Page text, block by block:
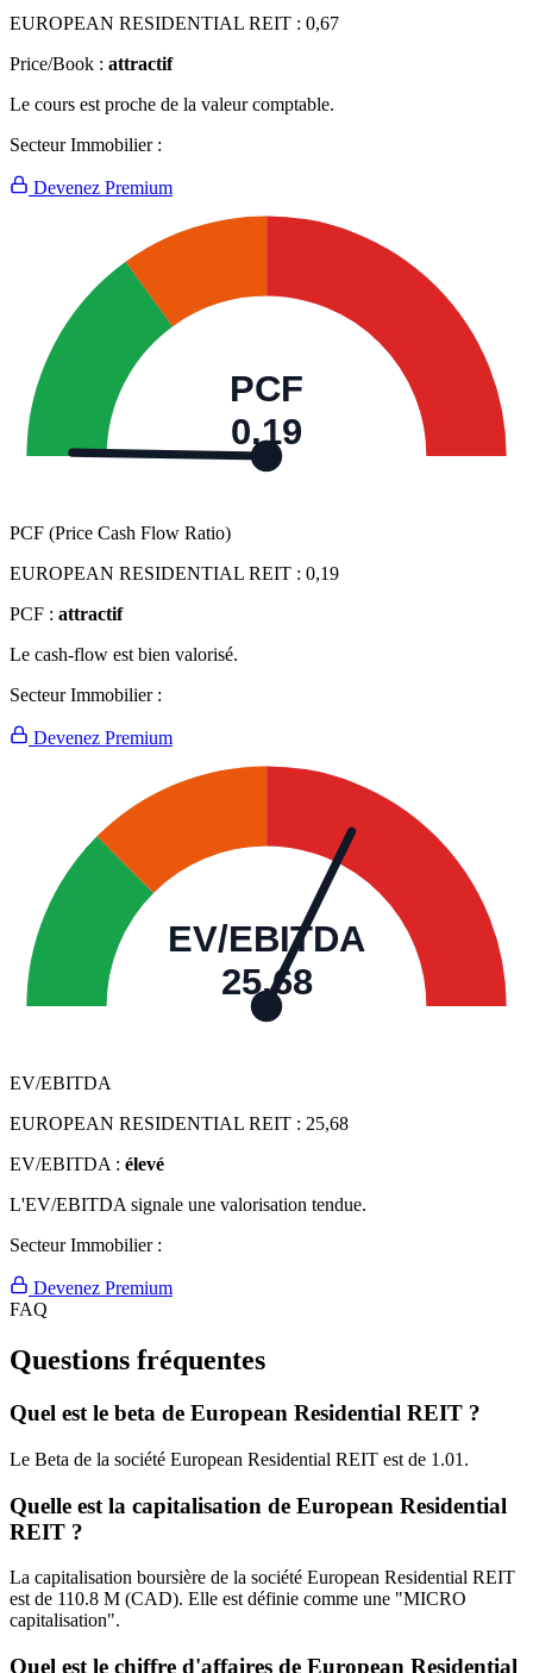
EUROPEAN RESIDENTIAL REIT : 0,67
Price/Book : attractif
Le cours est proche de la valeur comptable.
Secteur Immobilier :
Devenez Premium
PCF
0,19
PCF (Price Cash Flow Ratio)
EUROPEAN RESIDENTIAL REIT : 0,19
PCF : attractif
Le cash-flow est bien valorisé.
Secteur Immobilier :
Devenez Premium
EV/EBITDA
25,68
EV/EBITDA
EUROPEAN RESIDENTIAL REIT : 25,68
EV/EBITDA : élevé
L'EV/EBITDA signale une valorisation tendue.
Secteur Immobilier :
Devenez Premium
FAQ
Questions fréquentes
Quel est le beta de European Residential REIT ?
Le Beta de la société European Residential REIT est de 1.01.
Quelle est la capitalisation de European Residential
REIT ?
La capitalisation boursière de la société European Residential REIT
est de 110.8 M (CAD). Elle est définie comme une "MICRO
capitalisation".
Quel est le chiffre d'affaires de European Residential